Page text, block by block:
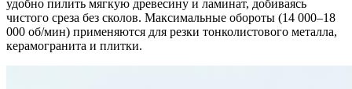
удобно пилить мягкую древесину и ламинат, добиваясь
чистого среза без сколов. Максимальные обороты (14 000–18
000 об/мин) применяются для резки тонколистового металла,
керамогранита и плитки.